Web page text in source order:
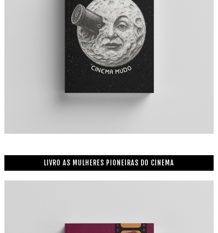
LIVRO AS MULHERES PIONEIRAS DO CINEMA